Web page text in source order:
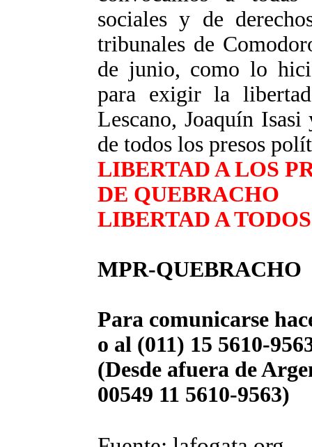
sociales y de
tribunales de
de junio, como lo
para exigir la
Lescano, Joaquín
de todos los presos
LIBERTAD A LOS
DE QUEBRACHO
LIBERTAD A
MPR-QUEBRACHO
Para comunicarse
o al (011) 15 5610-
(Desde afuera de
00549 11 5610-9563)